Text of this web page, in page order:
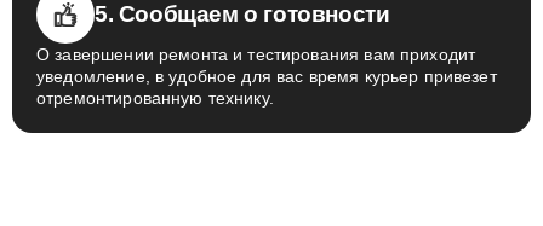
5. Сообщаем о готовности
О завершении ремонта и тестирования вам приходит
уведомление, в удобное для вас время курьер привезет
отремонтированную технику.